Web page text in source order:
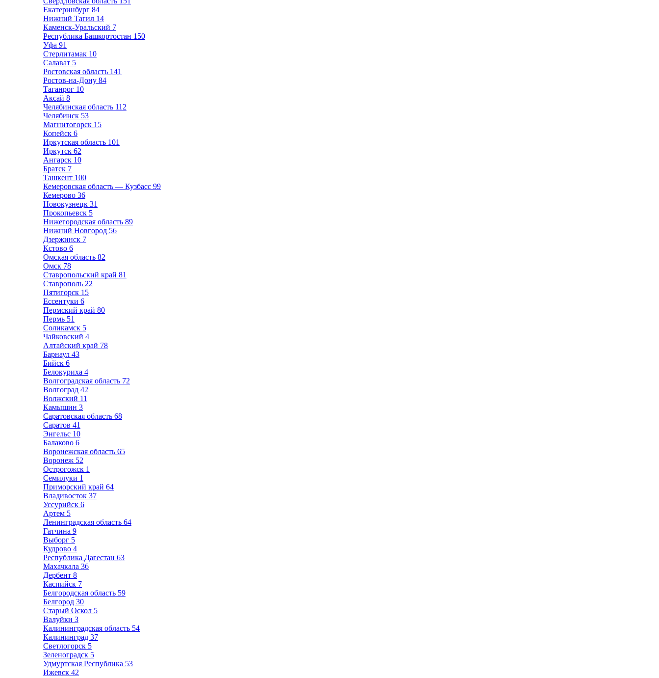
Екатеринбург 84
Нижний Тагил 14
Каменск-Уральский 7
Республика Башкортостан 150
Уфа 91
Стерлитамак 10
Салават 5
Ростовская область 141
Ростов-на-Дону 84
Таганрог 10
Аксай 8
Челябинская область 112
Челябинск 53
Магнитогорск 15
Копейск 6
Иркутская область 101
Иркутск 62
Ангарск 10
Братск 7
Ташкент 100
Кемеровская область — Кузбасс 99
Кемерово 36
Новокузнецк 31
Прокопьевск 5
Нижегородская область 89
Нижний Новгород 56
Дзержинск 7
Кстово 6
Омская область 82
Омск 78
Ставропольский край 81
Ставрополь 22
Пятигорск 15
Ессентуки 6
Пермский край 80
Пермь 51
Соликамск 5
Чайковский 4
Алтайский край 78
Барнаул 43
Бийск 6
Белокуриха 4
Волгоградская область 72
Волгоград 42
Волжский 11
Камышин 3
Саратовская область 68
Саратов 41
Энгельс 10
Балаково 6
Воронежская область 65
Воронеж 52
Острогожск 1
Семилуки 1
Приморский край 64
Владивосток 37
Уссурийск 6
Артем 5
Ленинградская область 64
Гатчина 9
Выборг 5
Кудрово 4
Республика Дагестан 63
Махачкала 36
Дербент 8
Каспийск 7
Белгородская область 59
Белгород 30
Старый Оскол 5
Валуйки 3
Калининградская область 54
Калининград 37
Светлогорск 5
Зеленоградск 5
Удмуртская Республика 53
Ижевск 42